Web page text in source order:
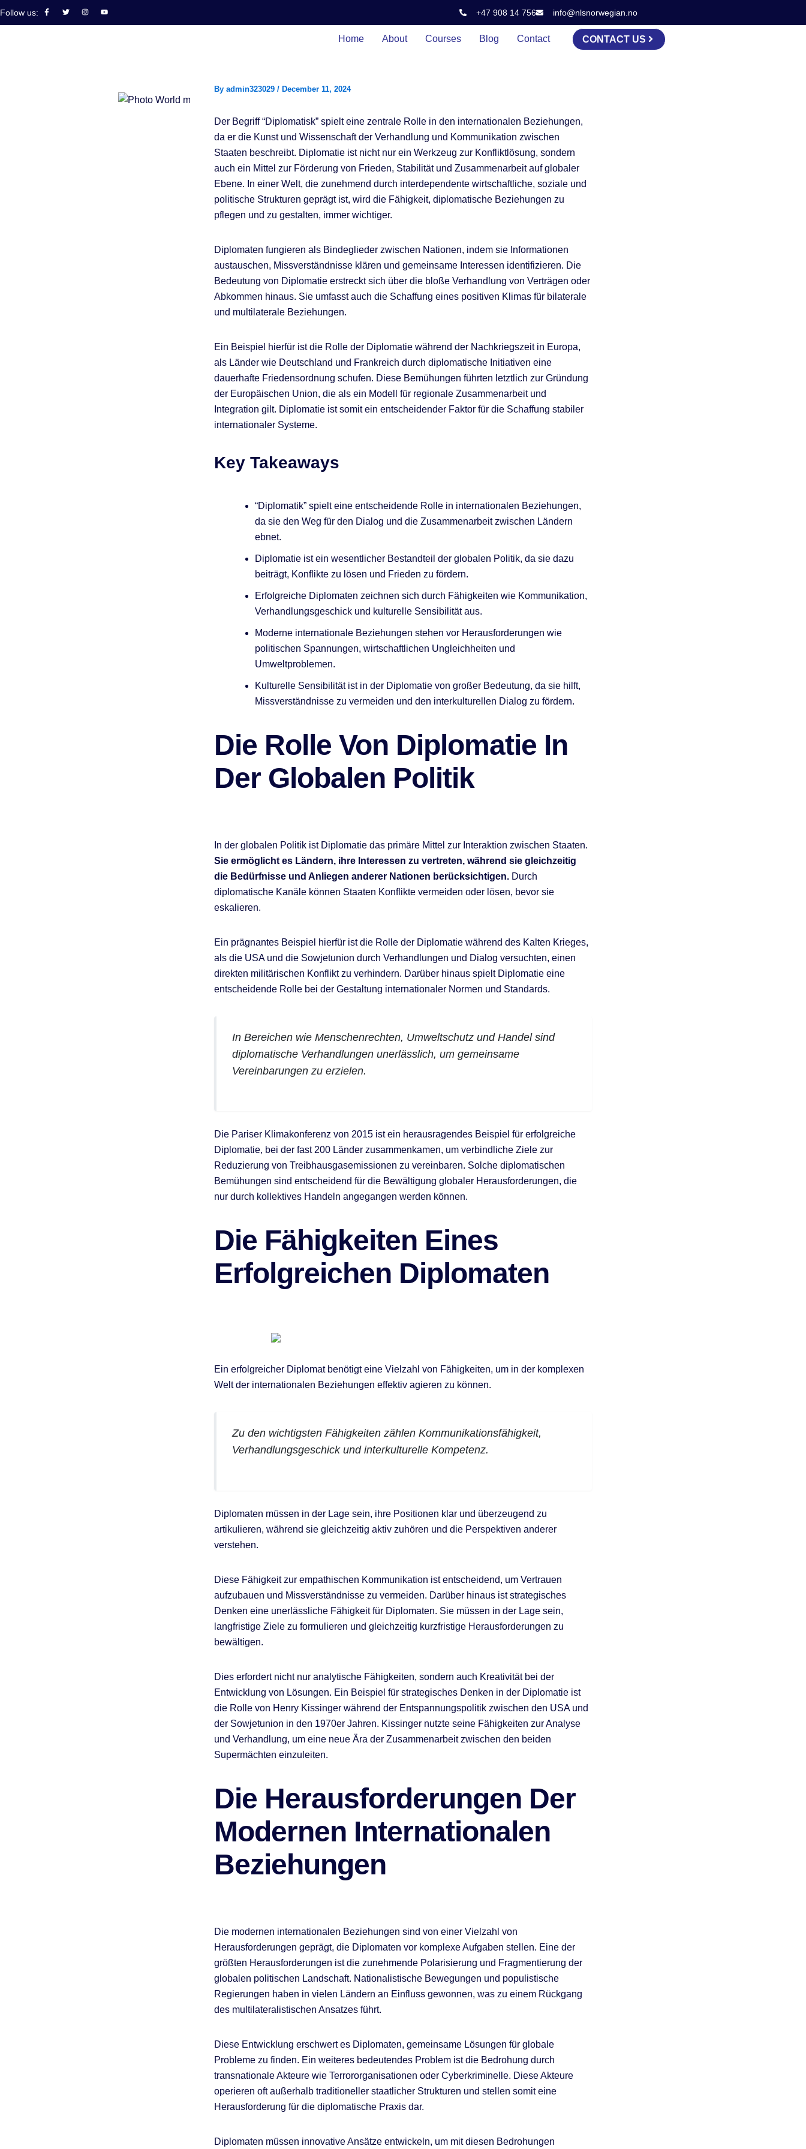
Follow us:
F
a
T
w
I
n
Y
o
+47 908 14 756 info@nlsnorwegian.no
Home About Courses Blog Contact CONTACT US
By admin323029 / December 11, 2024
Der Begriff “Diplomatisk” spielt eine zentrale Rolle in den internationalen Beziehungen,
da er die Kunst und Wissenschaft der Verhandlung und Kommunikation zwischen
Staaten beschreibt. Diplomatie ist nicht nur ein Werkzeug zur Konfliktlösung, sondern
auch ein Mittel zur Förderung von Frieden, Stabilität und Zusammenarbeit auf globaler
Ebene. In einer Welt, die zunehmend durch interdependente wirtschaftliche, soziale und
politische Strukturen geprägt ist, wird die Fähigkeit, diplomatische Beziehungen zu
pflegen und zu gestalten, immer wichtiger.
Diplomaten fungieren als Bindeglieder zwischen Nationen, indem sie Informationen
austauschen, Missverständnisse klären und gemeinsame Interessen identifizieren. Die
Bedeutung von Diplomatie erstreckt sich über die bloße Verhandlung von Verträgen oder
Abkommen hinaus. Sie umfasst auch die Schaffung eines positiven Klimas für bilaterale
und multilaterale Beziehungen.
Ein Beispiel hierfür ist die Rolle der Diplomatie während der Nachkriegszeit in Europa,
als Länder wie Deutschland und Frankreich durch diplomatische Initiativen eine
dauerhafte Friedensordnung schufen. Diese Bemühungen führten letztlich zur Gründung
der Europäischen Union, die als ein Modell für regionale Zusammenarbeit und
Integration gilt. Diplomatie ist somit ein entscheidender Faktor für die Schaffung stabiler
internationaler Systeme.
Key Takeaways
“Diplomatik” spielt eine entscheidende Rolle in internationalen Beziehungen,
da sie den Weg für den Dialog und die Zusammenarbeit zwischen Ländern
ebnet.
Diplomatie ist ein wesentlicher Bestandteil der globalen Politik, da sie dazu
beiträgt, Konflikte zu lösen und Frieden zu fördern.
Erfolgreiche Diplomaten zeichnen sich durch Fähigkeiten wie Kommunikation,
Verhandlungsgeschick und kulturelle Sensibilität aus.
Moderne internationale Beziehungen stehen vor Herausforderungen wie
politischen Spannungen, wirtschaftlichen Ungleichheiten und
Umweltproblemen.
Kulturelle Sensibilität ist in der Diplomatie von großer Bedeutung, da sie hilft,
Missverständnisse zu vermeiden und den interkulturellen Dialog zu fördern.
Die Rolle Von Diplomatie In
Der Globalen Politik
In der globalen Politik ist Diplomatie das primäre Mittel zur Interaktion zwischen Staaten.
Sie ermöglicht es Ländern, ihre Interessen zu vertreten, während sie gleichzeitig
die Bedürfnisse und Anliegen anderer Nationen berücksichtigen. Durch
diplomatische Kanäle können Staaten Konflikte vermeiden oder lösen, bevor sie
eskalieren.
Ein prägnantes Beispiel hierfür ist die Rolle der Diplomatie während des Kalten Krieges,
als die USA und die Sowjetunion durch Verhandlungen und Dialog versuchten, einen
direkten militärischen Konflikt zu verhindern. Darüber hinaus spielt Diplomatie eine
entscheidende Rolle bei der Gestaltung internationaler Normen und Standards.
In Bereichen wie Menschenrechten, Umweltschutz und Handel sind
diplomatische Verhandlungen unerlässlich, um gemeinsame
Vereinbarungen zu erzielen.
Die Pariser Klimakonferenz von 2015 ist ein herausragendes Beispiel für erfolgreiche
Diplomatie, bei der fast 200 Länder zusammenkamen, um verbindliche Ziele zur
Reduzierung von Treibhausgasemissionen zu vereinbaren. Solche diplomatischen
Bemühungen sind entscheidend für die Bewältigung globaler Herausforderungen, die
nur durch kollektives Handeln angegangen werden können.
Die Fähigkeiten Eines
Erfolgreichen Diplomaten
Ein erfolgreicher Diplomat benötigt eine Vielzahl von Fähigkeiten, um in der komplexen
Welt der internationalen Beziehungen effektiv agieren zu können.
Zu den wichtigsten Fähigkeiten zählen Kommunikationsfähigkeit,
Verhandlungsgeschick und interkulturelle Kompetenz.
Diplomaten müssen in der Lage sein, ihre Positionen klar und überzeugend zu
artikulieren, während sie gleichzeitig aktiv zuhören und die Perspektiven anderer
verstehen.
Diese Fähigkeit zur empathischen Kommunikation ist entscheidend, um Vertrauen
aufzubauen und Missverständnisse zu vermeiden. Darüber hinaus ist strategisches
Denken eine unerlässliche Fähigkeit für Diplomaten. Sie müssen in der Lage sein,
langfristige Ziele zu formulieren und gleichzeitig kurzfristige Herausforderungen zu
bewältigen.
Dies erfordert nicht nur analytische Fähigkeiten, sondern auch Kreativität bei der
Entwicklung von Lösungen. Ein Beispiel für strategisches Denken in der Diplomatie ist
die Rolle von Henry Kissinger während der Entspannungspolitik zwischen den USA und
der Sowjetunion in den 1970er Jahren. Kissinger nutzte seine Fähigkeiten zur Analyse
und Verhandlung, um eine neue Ära der Zusammenarbeit zwischen den beiden
Supermächten einzuleiten.
Die Herausforderungen Der
Modernen Internationalen
Beziehungen
Die modernen internationalen Beziehungen sind von einer Vielzahl von
Herausforderungen geprägt, die Diplomaten vor komplexe Aufgaben stellen. Eine der
größten Herausforderungen ist die zunehmende Polarisierung und Fragmentierung der
globalen politischen Landschaft. Nationalistische Bewegungen und populistische
Regierungen haben in vielen Ländern an Einfluss gewonnen, was zu einem Rückgang
des multilateralistischen Ansatzes führt.
Diese Entwicklung erschwert es Diplomaten, gemeinsame Lösungen für globale
Probleme zu finden. Ein weiteres bedeutendes Problem ist die Bedrohung durch
transnationale Akteure wie Terrororganisationen oder Cyberkriminelle. Diese Akteure
operieren oft außerhalb traditioneller staatlicher Strukturen und stellen somit eine
Herausforderung für die diplomatische Praxis dar.
Diplomaten müssen innovative Ansätze entwickeln, um mit diesen Bedrohungen